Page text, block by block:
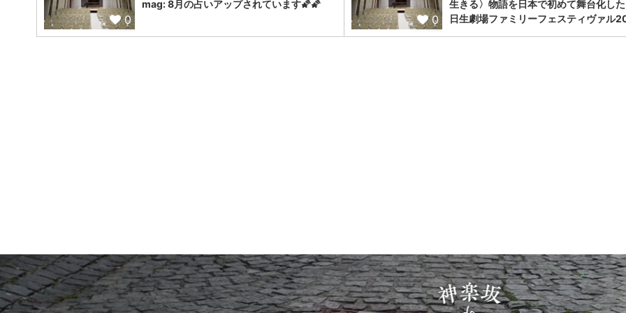
0
mag: 8月の占いアップされています🌠🌠
0
生きる〉物語を日本で初めて舞台化し
日生劇場ファミリーフェスティヴァル